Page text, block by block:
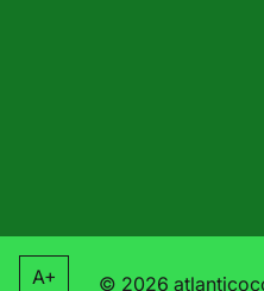
A+ © 2026